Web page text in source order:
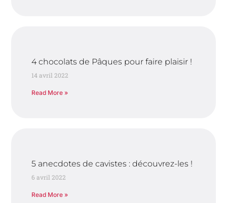
4 chocolats de Pâques pour faire plaisir !
14 avril 2022
Read More »
5 anecdotes de cavistes : découvrez-les !
6 avril 2022
Read More »